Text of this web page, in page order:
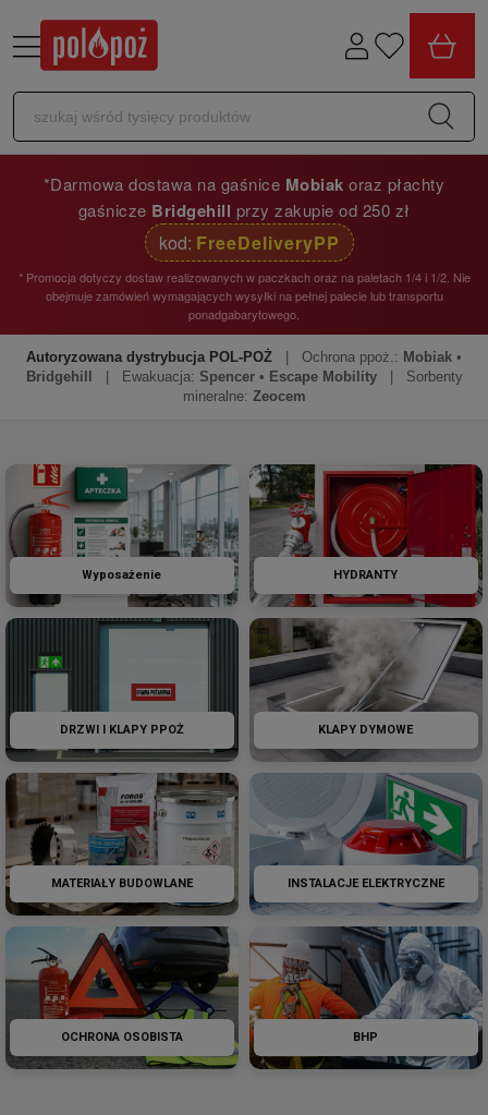
*Darmowa dostawa na gaśnice Mobiak oraz płachty
gaśnicze Bridgehill przy zakupie od 250 zł
kod: FreeDeliveryPP
* Promocja dotyczy dostaw realizowanych w paczkach oraz na paletach 1/4 i 1/2. Nie
obejmuje zamówień wymagających wysyłki na pełnej palecie lub transportu
ponadgabarytowego.
Autoryzowana dystrybucja POL-POŻ | Ochrona ppoż.: Mobiak •
Bridgehill
| Ewakuacja: Spencer• Escape Mobility| Sorbenty
mineralne: Zeocem
Wyposażenie HYDRANTY
DRZWI I KLAPY PPOŻ KLAPY DYMOWE
MATERIAŁY BUDOWLANE INSTALACJE ELEKTRYCZNE
OCHRONA OSOBISTA BHP